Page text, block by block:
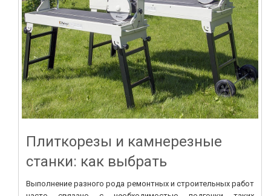
Плиткорезы и камнерезные
станки: как выбрать
Выполнение разного рода ремонтных и строительных работ